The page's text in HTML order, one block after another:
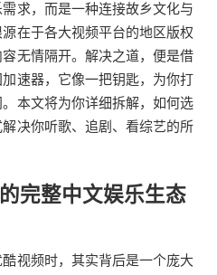
求，而是一种连接故乡文化与
在于各大视频平台的地区版权
无情隔开。解决之道，便是借
速器，它像一把钥匙，为你打
本文将为你详细拆解，如何选
决你听歌、追剧、看综艺的所
完整中文娱乐生态
视频时，其实背后是一个庞大